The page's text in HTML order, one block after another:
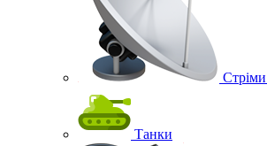
Стріми
Танки